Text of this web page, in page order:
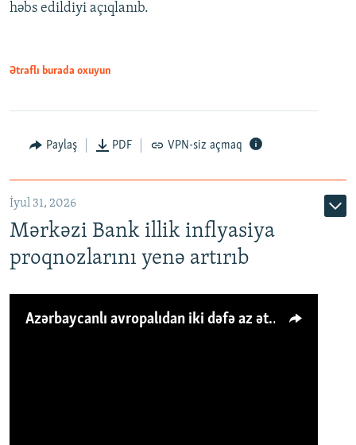
həbs edildiyi açıqlanıb.
Ətraflı burada oxuyun
Paylaş PDF VPN-siz açmaq
İyul 31, 2026
Mərkəzi Bank illik inflyasiya
proqnozlarını yenə artırıb
Azərbaycanlı avropalıdan iki dəfə az ət yeyir, amma... 'Qiymət artımı qaçılmazdır'